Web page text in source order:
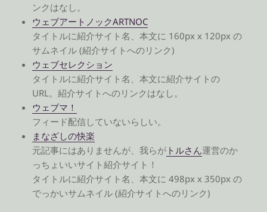
ンクはなし。
ウェブアートノックARTNOC
タイトルに紹介サイト名、本文に 160px x 120px の
サムネイル (紹介サイトへのリンク)
ウェブセレクション
タイトルに紹介サイト名、本文に紹介サイトの
URL。紹介サイトへのリンクはなし。
ウェブマ！
フィード配信していないらしい。
まなざしの快楽
元記事にはありませんが、我らが トルさん運営のか
っちょいいサイト紹介サイト！
タイトルに紹介サイト名、本文に 498px x 350px の
でっかいサムネイル (紹介サイトへのリンク)